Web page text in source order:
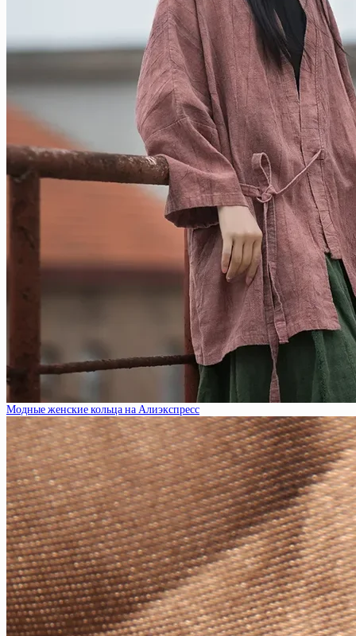
Модные женские кольца на Алиэкспресс